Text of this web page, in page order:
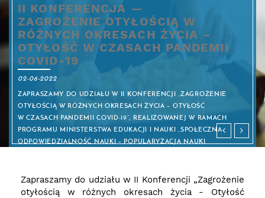
II KONFERENCJA —
ZAGROŻENIE OTYŁOŚCIĄ W
RÓŻNYCH OKRESACH ŻYCIA –
OTYŁOŚĆ W CZASACH PANDEMII
COVID-19
02-06-2022
ZAPRASZAMY DO UDZIAŁU W II KONFERENCJI „ZAGROŻENIE
OTYŁOŚCIĄ W RÓŻNYCH OKRESACH ŻYCIA – OTYŁOŚĆ
W CZASACH PANDEMII COVID-19”, REALIZOWANEJ W RAMACH
PROGRAMU MINISTERSTWA EDUKACJI I NAUKI „SPOŁECZNA
ODPOWIEDZIALNOŚĆ NAUKI – POPULARYZACJA NAUKI
ZAREJESTRUJ - SŁUCHACZ ZAREJESTRUJ - UCZESTNIK
Zapraszamy do udziału w II Konferencji „Zagrożenie
otyłością w różnych okresach życia - Otyłość